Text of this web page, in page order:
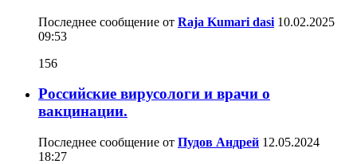
Последнее сообщение от Raja Kumari dasi 10.02.2025
09:53
156
Российские вирусологи и врачи о
вакцинации.
Последнее сообщение от Пудов Андрей 12.05.2024
18:27